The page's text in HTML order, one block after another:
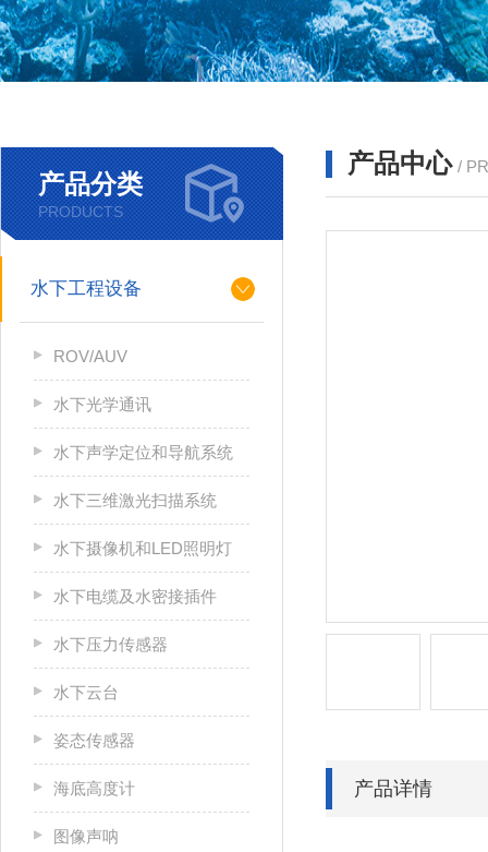
产品分类
PRODUCTS
水下工程设备
ROV/AUV
水下光学通讯
水下声学定位和导航系统
水下三维激光扫描系统
水下摄像机和LED照明灯
水下电缆及水密接插件
水下压力传感器
水下云台
姿态传感器
海底高度计
图像声呐
产品中心 /
产品详情